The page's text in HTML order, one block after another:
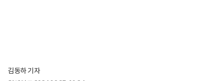
김동하 기자